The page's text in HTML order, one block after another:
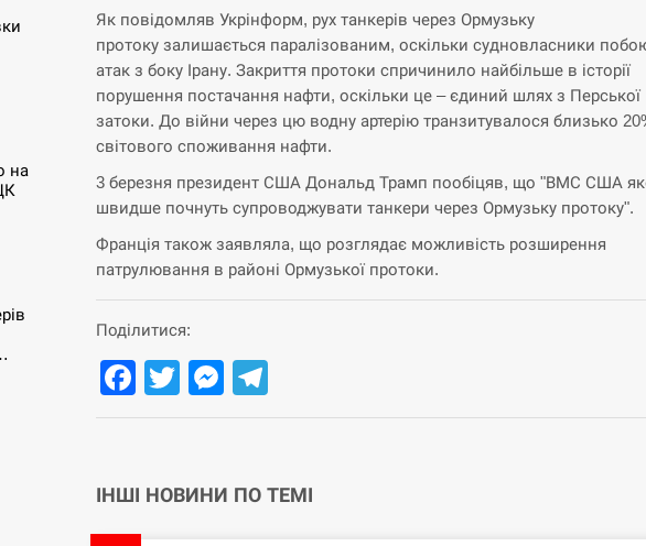
на
Як повідомляв Укрінформ, рух танкерів через Ормузьку
протоку залишається паралізованим, оскільки судновласники
атак з боку Ірану. Закриття протоки спричинило найбільше в історії
порушення постачання нафти, оскільки це – єдиний шлях з Перської
затоки. До війни через цю водну артерію транзитувалося близько
світового споживання нафти.
3 березня президент США Дональд Трамп пообіцяв, що "ВМС США
швидше почнуть супроводжувати танкери через Ормузьку протоку".
Франція також заявляла, що розглядає можливість розширення
патрулювання в районі Ормузької протоки.
Поділитися:
Facebook
TwitterMessenger
ІНШІ НОВИНИ ПО ТЕМІ